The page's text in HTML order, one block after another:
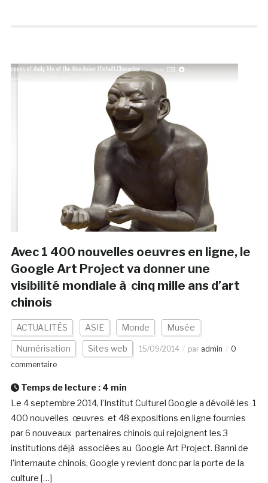
Avec 1 400 nouvelles oeuvres en ligne, le
Google Art Project va donner une
visibilité mondiale à cinq mille ans d’art
chinois
ACTUALITÉS ASIE Monde Musée
Numérisation Sites web 15/09/2014 par admin
0
commentaire
Temps de lecture : 4 min
Le 4 septembre 2014, l’Institut Culturel Google a dévoilé les 1
400 nouvelles œuvres et 48 expositions en ligne fournies
par 6 nouveaux partenaires chinois qui rejoignent les 3
institutions déjà associées au Google Art Project. Banni de
l’internaute chinois, Google y revient donc par la porte de la
culture […]